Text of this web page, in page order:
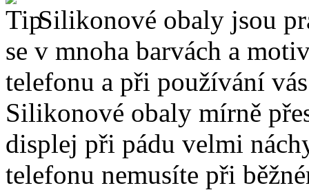
Silikonové obaly jsou
se v mnoha barvách a
telefonu a při používání
Silikonové obaly mírně
displej při pádu velmi
telefonu nemusíte při